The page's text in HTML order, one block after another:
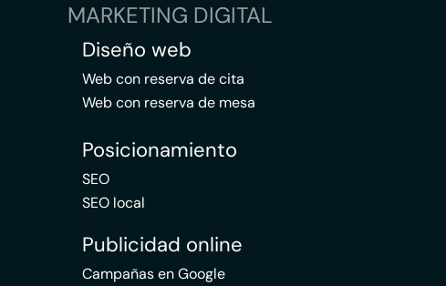
MARKETING DIGITAL
Diseño web
Web con reserva de cita
Web con reserva de mesa
Posicionamiento
SEO
SEO local
Publicidad online
Campañas en Google